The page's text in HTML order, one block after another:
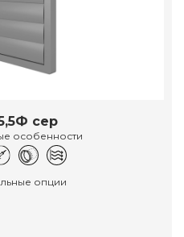
сер
особенности
опции